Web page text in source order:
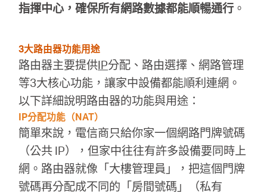
指揮中心，確保所有網路數據都能順暢通行 。
3大路由器功能用途
路由器主要提供IP分配、路由選擇、網路管理
等3大核心功能，讓家中設備都能順利連網。
以下詳細說明路由器的功能與用途：
IP分配功能（NAT）
簡單來說，電信商只給你家一個網路門牌號碼
（公共 IP），但家中往往有許多設備要同時上
網。路由器就像「大樓管理員」，把這個門牌
號碼再分配成不同的「房間號碼」（私有